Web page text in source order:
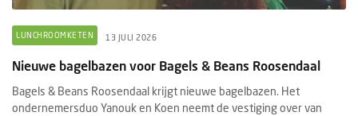
LUNCHROOMKETEN 13 JULI 2026
Nieuwe bagelbazen voor Bagels & Beans Roosendaal
Bagels & Beans Roosendaal krijgt nieuwe bagelbazen. Het
ondernemersduo Yanouk en Koen neemt de vestiging over van